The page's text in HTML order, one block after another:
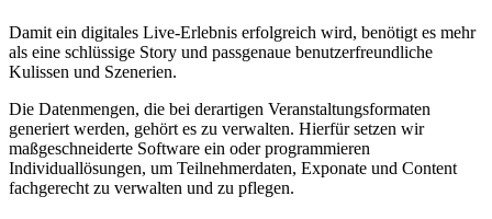
Damit ein digitales Live-Erlebnis erfolgreich wird, benötigt es mehr
als eine schlüssige Story und passgenaue benutzerfreundliche
Kulissen und Szenerien.
Die Datenmengen, die bei derartigen Veranstaltungsformaten
generiert werden, gehört es zu verwalten. Hierfür setzen wir
maßgeschneiderte Software ein oder programmieren
Individuallösungen, um Teilnehmerdaten, Exponate und Content
fachgerecht zu verwalten und zu pflegen.